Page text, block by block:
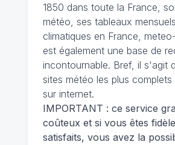
1850 dans toute la France,
météo, ses tableaux
climatiques en France,
est également une base de
incontournable. Bref, il s'agit
sites météo les plus complets
sur internet.
IMPORTANT : ce service
coûteux et si vous êtes
satisfaits, vous avez la